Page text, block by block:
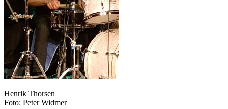
Henrik Thorsen
Foto: Peter Widmer